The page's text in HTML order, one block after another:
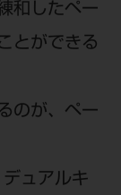
和したペー
とができる
のが、ペー
ュアルキ